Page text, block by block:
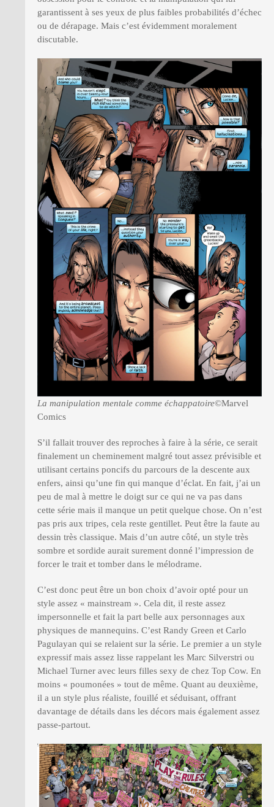
garantissent à ses yeux de plus faibles probabilités d’échec
ou de dérapage. Mais c’est évidemment moralement
discutable.
La manipulation mentale comme échappatoire©Marvel
Comics
S’il fallait trouver des reproches à faire à la série, ce serait
finalement un cheminement malgré tout assez prévisible et
utilisant certains poncifs du parcours de la descente aux
enfers, ainsi qu’une fin qui manque d’éclat. En fait, j’ai un
peu de mal à mettre le doigt sur ce qui ne va pas dans
cette série mais il manque un petit quelque chose. On n’est
pas pris aux tripes, cela reste gentillet. Peut être la faute au
dessin très classique. Mais d’un autre côté, un style très
sombre et sordide aurait surement donné l’impression de
forcer le trait et tomber dans le mélodrame.
C’est donc peut être un bon choix d’avoir opté pour un
style assez « mainstream ». Cela dit, il reste assez
impersonnelle et fait la part belle aux personnages aux
physiques de mannequins. C’est Randy Green et Carlo
Pagulayan qui se relaient sur la série. Le premier a un style
expressif mais assez lisse rappelant les Marc Silverstri ou
Michael Turner avec leurs filles sexy de chez Top Cow. En
moins « poumonées » tout de même. Quant au deuxième,
il a un style plus réaliste, fouillé et séduisant, offrant
davantage de détails dans les décors mais également assez
passe-partout.